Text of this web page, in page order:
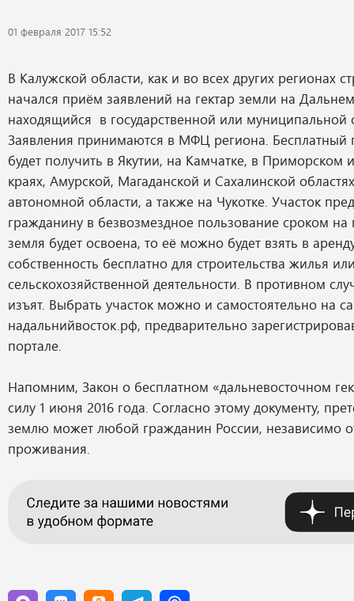
01 февраля 2017 15:52
В Калужской области, как и во всех других регионах
начался приём заявлений на гектар земли на
находящийся в государственной или муниципальной
Заявления принимаются в МФЦ региона. Бесплатный
будет получить в Якутии, на Камчатке, в Приморском
краях, Амурской, Магаданской и Сахалинской
автономной области, а также на Чукотке. Участок
гражданину в безвозмездное пользование сроком на
земля будет освоена, то её можно будет взять в
собственность бесплатно для строительства жилья
сельскохозяйственной деятельности. В противном
изъят. Выбрать участок можно и самостоятельно на
надальнийвосток.рф, предварительно
портале.
Напомним, Закон о бесплатном «дальневосточном
силу 1 июня 2016 года. Согласно этому документу,
землю может любой гражданин России, независимо
проживания.